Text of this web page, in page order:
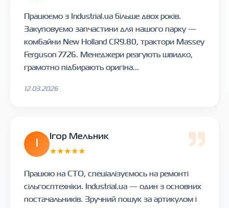
Працюємо з Industrial.ua більше двох років.
Закуповуємо запчастини для нашого парку —
комбайни New Holland CR9.80, трактори Massey
Ferguson 7726. Менеджери реагують швидко,
грамотно підбирають оригіна...
12.03.2026
Ігор Мельник
★★★★★
Працюю на СТО, спеціалізуємось на ремонті
сільгосптехніки. Industrial.ua — один з основних
постачальників. Зручний пошук за артикулом і